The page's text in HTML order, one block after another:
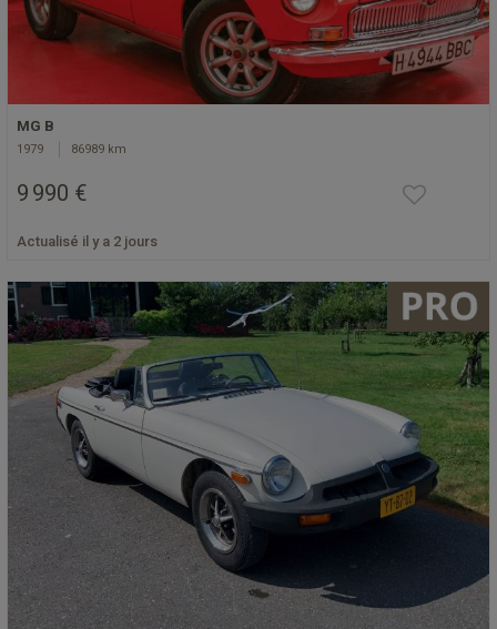
MG B
1979 86989 km
9 990 €
Actualisé il y a 2 jours